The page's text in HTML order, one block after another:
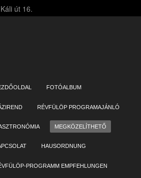
út 16.
TO CONTENT
FOTÓALBUM
RÉVFÜLÖP PROGRAMAJÁNLÓ
MEGKÖZELÍTHETŐ
HAUSORDNUNG
PROGRAMM EMPFEHLUNGEN